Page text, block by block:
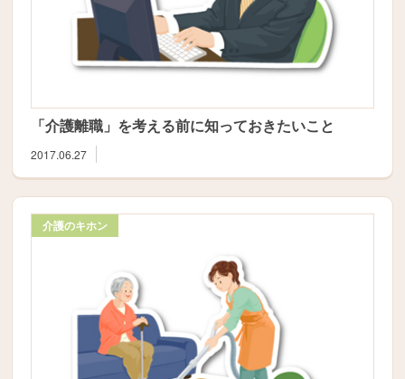
「介護離職」を考える前に知っておきたいこと
2017.06.27
介護のキホン